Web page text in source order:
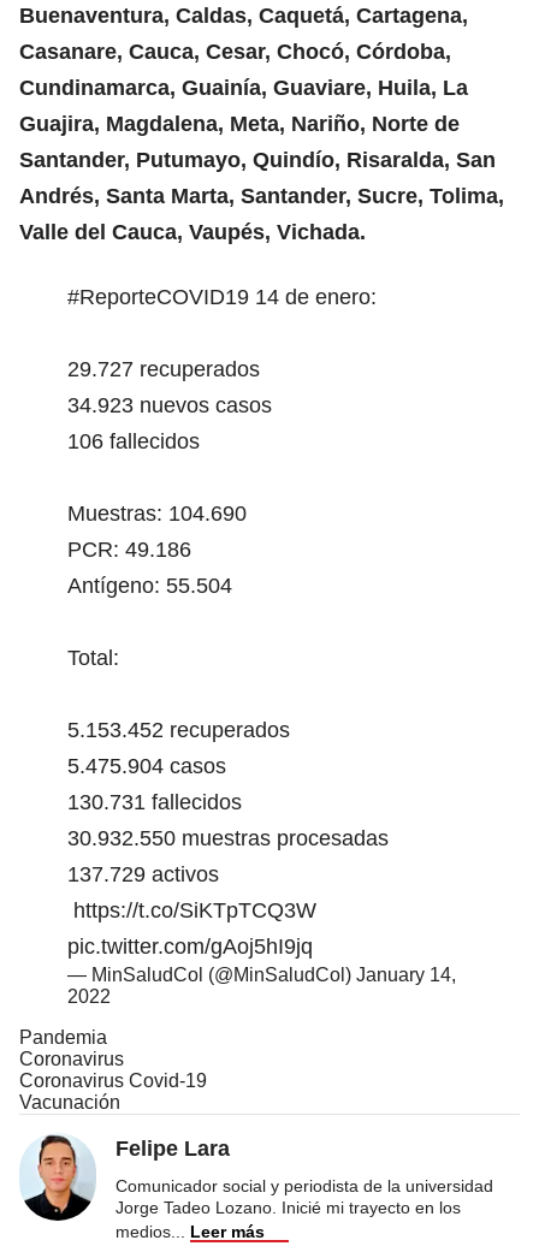
Buenaventura, Caldas, Caquetá, Cartagena,
Casanare, Cauca, Cesar, Chocó, Córdoba,
Cundinamarca, Guainía, Guaviare, Huila, La
Guajira, Magdalena, Meta, Nariño, Norte de
Santander, Putumayo, Quindío, Risaralda, San
Andrés, Santa Marta, Santander, Sucre, Tolima,
Valle del Cauca, Vaupés, Vichada.
#ReporteCOVID19 14 de enero:
29.727 recuperados
34.923 nuevos casos
106 fallecidos
Muestras: 104.690
PCR: 49.186
Antígeno: 55.504
Total:
5.153.452 recuperados
5.475.904 casos
130.731 fallecidos
30.932.550 muestras procesadas
137.729 activos
https://t.co/SiKTpTCQ3W
pic.twitter.com/gAoj5hI9jq
— MinSaludCol (@MinSaludCol) January 14,
2022
Pandemia
Coronavirus
Coronavirus Covid-19
Vacunación
Felipe Lara
Comunicador social y periodista de la universidad
Jorge Tadeo Lozano. Inicié mi trayecto en los
medios
Leer más